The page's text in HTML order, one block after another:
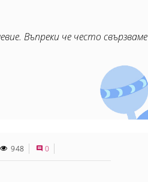
Въпреки че често свързваме
948 0